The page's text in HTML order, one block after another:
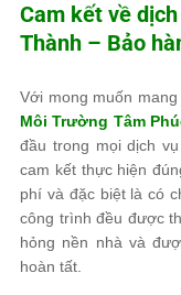
Cam kết về
Thành – Bảo
Với mong muốn
Môi Trường Tâm
đầu trong mọi dịch
cam kết thực hiện
phí và đặc biệt là có
công trình đều được
hỏng nền nhà và
hoàn tất.